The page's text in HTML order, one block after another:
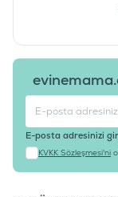
E-posta adresinizi
KVKK Sözleşmesi'ni